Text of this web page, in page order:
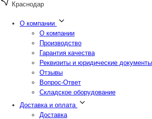
Краснодар
О компании
О компании
Производство
Гарантия качества
Реквизиты и юридические документы
Отзывы
Вопрос-Ответ
Складское оборудование
Доставка и оплата
Доставка